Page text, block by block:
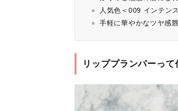
人気色＜009 インテン
手軽に華やかなツヤ感
リッププランパーって